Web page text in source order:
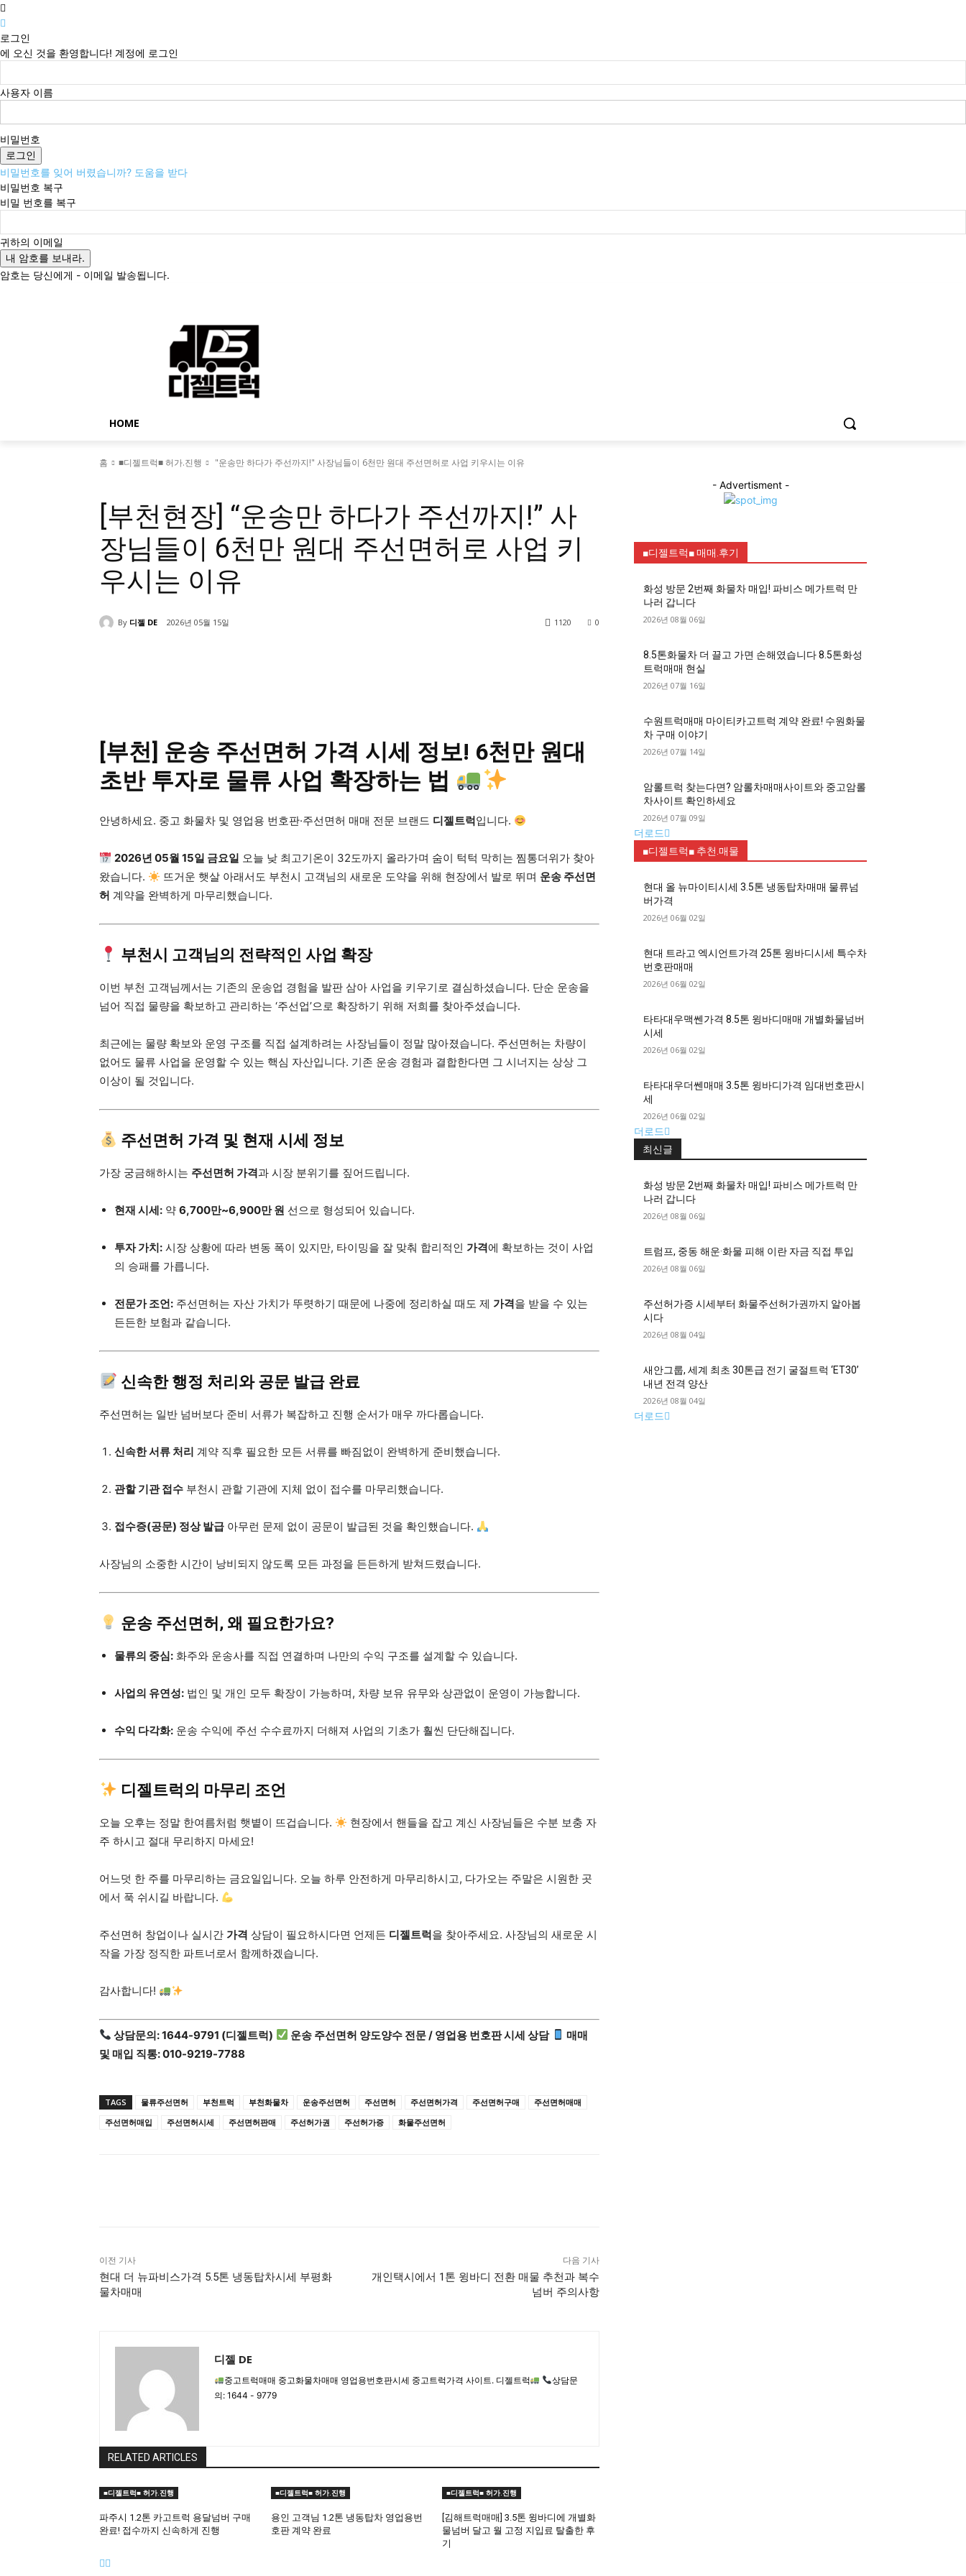
로그인
에 오신 것을 환영합니다! 계정에 로그인
사용자 이름
비밀번호
비밀번호를 잊어 버렸습니까? 도움을 받다
비밀번호 복구
비밀 번호를 복구
귀하의 이메일
암호는 당신에게 - 이메일 발송됩니다.
HOME
홈 ■디젤트럭■ 허가.진행 "운송만 하다가 주선까지!" 사장님들이 6천만 원대 주선면허로 사업 키우시는 이유
[부천현장] “운송만 하다가 주선까지!” 사
장님들이 6천만 원대 주선면허로 사업 키
우시는 이유
By 디젤 DE 2026년 05월 15일 0
1120
[부천] 운송 주선면허 가격 시세 정보! 6천만 원대
초반 투자로 물류 사업 확장하는 법
안녕하세요. 중고 화물차 및 영업용 번호판·주선면허 매매 전문 브랜드 디젤트럭입니다.
2026년 05월 15일 금요일 오늘 낮 최고기온이 32도까지 올라가며 숨이 턱턱 막히는 찜통더위가 찾아
왔습니다.
뜨거운 햇살 아래서도 부천시 고객님의 새로운 도약을 위해 현장에서 발로 뛰며 운송 주선면
허 계약을 완벽하게 마무리했습니다.
부천시 고객님의 전략적인 사업 확장
이번 부천 고객님께서는 기존의 운송업 경험을 발판 삼아 사업을 키우기로 결심하셨습니다. 단순 운송을
넘어 직접 물량을 확보하고 관리하는 ‘주선업’으로 확장하기 위해 저희를 찾아주셨습니다.
최근에는 물량 확보와 운영 구조를 직접 설계하려는 사장님들이 정말 많아졌습니다. 주선면허는 차량이
없어도 물류 사업을 운영할 수 있는 핵심 자산입니다. 기존 운송 경험과 결합한다면 그 시너지는 상상 그
이상이 될 것입니다.
주선면허 가격 및 현재 시세 정보
가장 궁금해하시는 주선면허 가격과 시장 분위기를 짚어드립니다.
현재 시세: 약 6,700만~6,900만 원 선으로 형성되어 있습니다.
투자 가치: 시장 상황에 따라 변동 폭이 있지만, 타이밍을 잘 맞춰 합리적인 가격에 확보하는 것이 사업
의 승패를 가릅니다.
전문가 조언: 주선면허는 자산 가치가 뚜렷하기 때문에 나중에 정리하실 때도 제 가격을 받을 수 있는
든든한 보험과 같습니다.
신속한 행정 처리와 공문 발급 완료
주선면허는 일반 넘버보다 준비 서류가 복잡하고 진행 순서가 매우 까다롭습니다.
신속한 서류 처리 계약 직후 필요한 모든 서류를 빠짐없이 완벽하게 준비했습니다.
관할 기관 접수 부천시 관할 기관에 지체 없이 접수를 마무리했습니다.
접수증(공문) 정상 발급 아무런 문제 없이 공문이 발급된 것을 확인했습니다.
사장님의 소중한 시간이 낭비되지 않도록 모든 과정을 든든하게 받쳐드렸습니다.
운송 주선면허, 왜 필요한가요?
물류의 중심: 화주와 운송사를 직접 연결하며 나만의 수익 구조를 설계할 수 있습니다.
사업의 유연성: 법인 및 개인 모두 확장이 가능하며, 차량 보유 유무와 상관없이 운영이 가능합니다.
수익 다각화: 운송 수익에 주선 수수료까지 더해져 사업의 기초가 훨씬 단단해집니다.
디젤트럭의 마무리 조언
오늘 오후는 정말 한여름처럼 햇볕이 뜨겁습니다.
현장에서 핸들을 잡고 계신 사장님들은 수분 보충 자
주 하시고 절대 무리하지 마세요!
어느덧 한 주를 마무리하는 금요일입니다. 오늘 하루 안전하게 마무리하시고, 다가오는 주말은 시원한 곳
에서 푹 쉬시길 바랍니다.
주선면허 창업이나 실시간 가격 상담이 필요하시다면 언제든 디젤트럭을 찾아주세요. 사장님의 새로운 시
작을 가장 정직한 파트너로서 함께하겠습니다.
감사합니다!
상담문의: 1644-9791 (디젤트럭) 운송 주선면허 양도양수 전문 / 영업용 번호판 시세 상담
매매
및 매입 직통: 010-9219-7788
TAGS 물류주선면허 부천트럭 부천화물차 운송주선면허 주선면허 주선면허가격 주선면허구매
주선면허매매
주선면허매입
주선면허시세 주선면허판매 주선허가권 주선허가증 화물주선면허
이전 기사
현대 더 뉴파비스가격 5.5톤 냉동탑차시세 부평화
물차매매
다음 기사
개인택시에서 1톤 윙바디 전환 매물 추천과 복수
넘버 주의사항
디젤 DE
중고트럭매매 중고화물차매매 영업용번호판시세 중고트럭가격 사이트. 디젤트럭
상담문
의: 1644 - 9779
RELATED ARTICLES
■디젤트럭■ 허가.진행
파주시 1.2톤 카고트럭 용달넘버 구매
완료! 접수까지 신속하게 진행
■디젤트럭■ 허가.진행
용인 고객님 1.2톤 냉동탑차 영업용번
호판 계약 완료
■디젤트럭■ 허가.진행
[김해트럭매매] 3.5톤 윙바디에 개별화
물넘버 달고 월 고정 지입료 탈출한 후
기
- Advertisment -
■디젤트럭■ 매매.후기
화성 방문 2번째 화물차 매입! 파비스 메가트럭 만
나러 갑니다
2026년 08월 06일
8.5톤화물차 더 끌고 가면 손해였습니다 8.5톤화성
트럭매매 현실
2026년 07월 16일
수원트럭매매 마이티카고트럭 계약 완료! 수원화물
차 구매 이야기
2026년 07월 14일
암롤트럭 찾는다면? 암롤차매매사이트와 중고암롤
차사이트 확인하세요
2026년 07월 09일
더로드
■디젤트럭■ 추천.매물
현대 올 뉴마이티시세 3.5톤 냉동탑차매매 물류넘
버가격
2026년 06월 02일
현대 트라고 엑시언트가격 25톤 윙바디시세 특수차
번호판매매
2026년 06월 02일
타타대우맥쎈가격 8.5톤 윙바디매매 개별화물넘버
시세
2026년 06월 02일
타타대우더쎈매매 3.5톤 윙바디가격 임대번호판시
세
2026년 06월 02일
더로드
최신글
화성 방문 2번째 화물차 매입! 파비스 메가트럭 만
나러 갑니다
2026년 08월 06일
트럼프, 중동 해운·화물 피해 이란 자금 직접 투입
2026년 08월 06일
주선허가증 시세부터 화물주선허가권까지 알아봅
시다
2026년 08월 04일
새안그룹, 세계 최초 30톤급 전기 굴절트럭 ‘ET30’
내년 전격 양산
2026년 08월 04일
더로드